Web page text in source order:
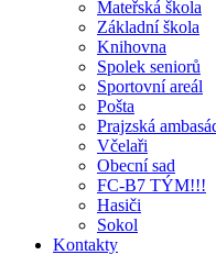
Mateřská škola
Základní škola
Knihovna
Spolek seniorů
Sportovní areál
Pošta
Prajzská
Včelaři
Obecní sad
FC-B7 TÝM!!!
Hasiči
Sokol
Kontakty